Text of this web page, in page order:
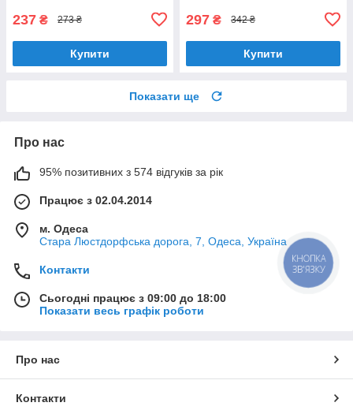
237 ₴ 273 ₴
Купити
297 ₴ 342 ₴
Купити
Показати ще
Про нас
95% позитивних з 574 відгуків за рік
Працює з 02.04.2014
м. Одеса
Стара Люстдорфська дорога, 7, Одеса, Україна
Контакти
Сьогодні працює з 09:00 до 18:00
Показати весь графік роботи
Про нас
Контакти
КНОПКА
ЗВ'ЯЗКУ